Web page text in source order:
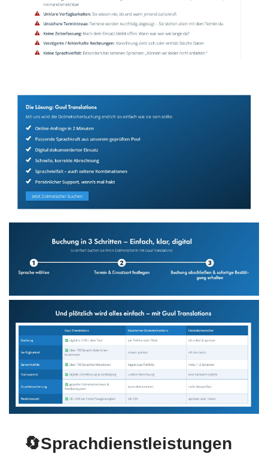
🔄Sprachdienstleistungen